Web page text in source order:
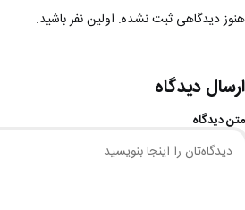
هنوز دیدگاهی ثبت نشده. اولین نفر باشید.
ارسال دیدگاه
متن دیدگاه